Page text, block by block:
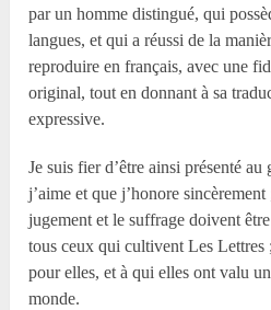
par un homme distingué, qui
langues, et qui a réussi de la
reproduire en français, avec une
original, tout en donnant à sa
expressive.
Je suis fier d’être ainsi présenté
j’aime et que j’honore
jugement et le suffrage doivent
tous ceux qui cultivent Les Lettres
pour elles, et à qui elles ont valu
monde.